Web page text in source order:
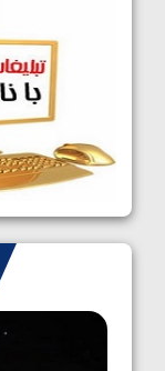
کشتی آزاد
ایران
1405/05/08
کشتی
سوم برای
1405/05/07
ایران چشم
کشتی
1405/05/06